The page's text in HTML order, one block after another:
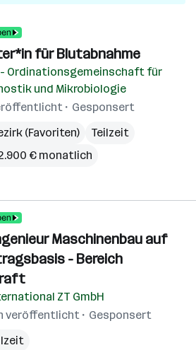
für Blutabnahme
- Ordinationsgemeinschaft für
und Mikrobiologie
Gesponsert
(Favoriten)
Teilzeit
€ monatlich
Maschinenbau auf
- Bereich
ZT GmbH
veröffentlicht
Gesponsert